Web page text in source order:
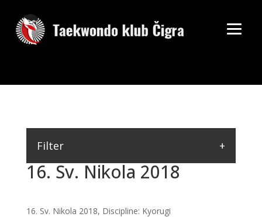
16. Sv. Nikola 2018
16. Sv. Nikola 2018, Discipline: Kyorugi
Filter